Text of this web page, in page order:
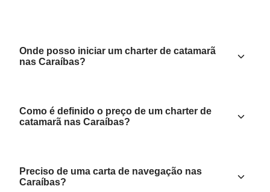
Onde posso iniciar um charter de catamarã
nas Caraíbas?
Como é definido o preço de um charter de
catamarã nas Caraíbas?
Preciso de uma carta de navegação nas
Caraíbas?